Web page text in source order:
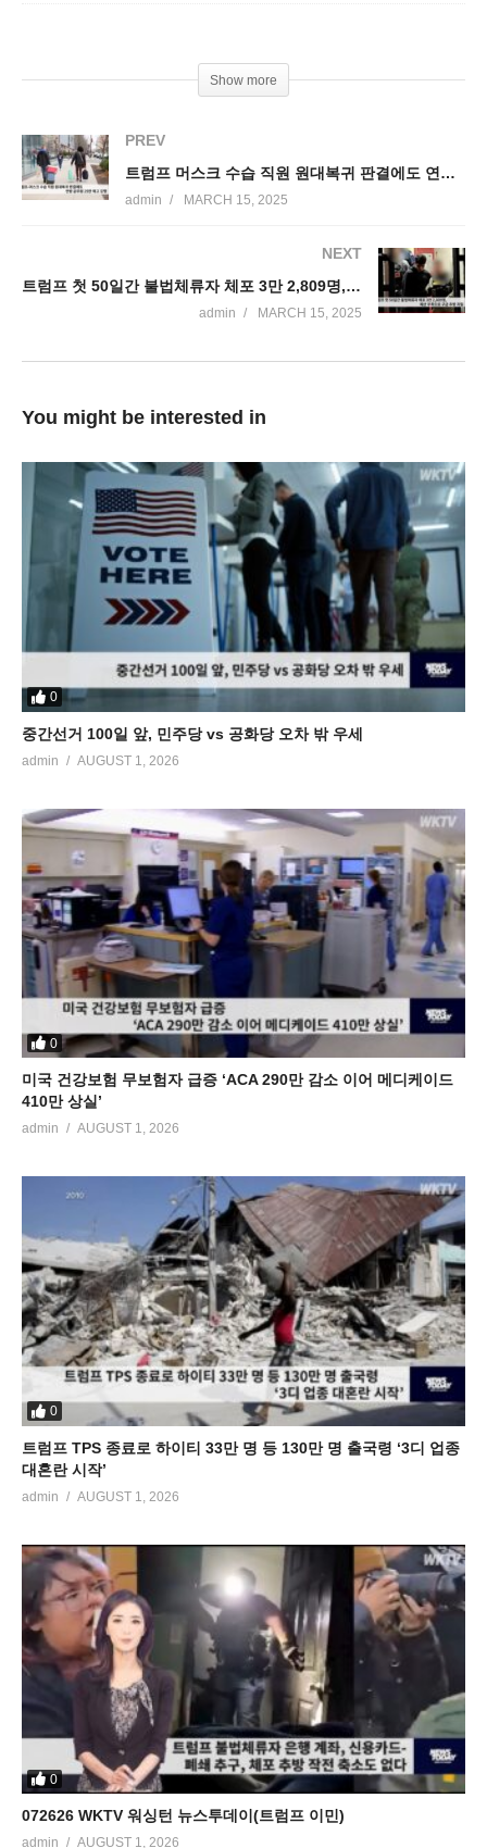
Show more
PREV
트럼프 머스크 수습 직원 원대복귀 판결에도 연방 공무원 25만 해고 강행
admin MARCH 15, 2025
NEXT
트럼프 첫 50일간 불법체류자 체포 3만 2,809명, 예산 부족으로 구금 추방 차질
admin MARCH 15, 2025
You might be interested in
0
중간선거 100일 앞, 민주당 vs 공화당 오차 밖 우세
admin AUGUST 1, 2026
0
미국 건강보험 무보험자 급증 ‘ACA 290만 감소 이어 메디케이드
410만 상실’
admin AUGUST 1, 2026
0
트럼프 TPS 종료로 하이티 33만 명 등 130만 명 출국령 ‘3디 업종
대혼란 시작’
admin AUGUST 1, 2026
0
072626 WKTV 워싱턴 뉴스투데이(트럼프 이민)
admin AUGUST 1, 2026